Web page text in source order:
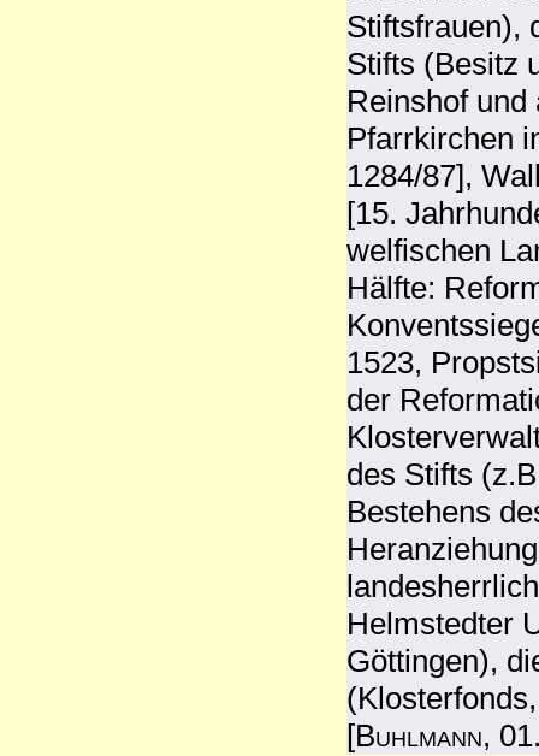
Stiftsfrauen),
Stifts (Besitz
Reinshof
Pfarrkirchen
1284/87],
[15.
welfischen
Hälfte:
1523,
der
des Stifts
Bestehens
Helmstedter
Göttingen),
[Buhlmann,